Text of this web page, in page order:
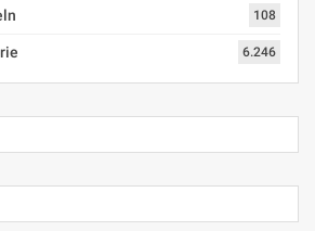
108
6.246